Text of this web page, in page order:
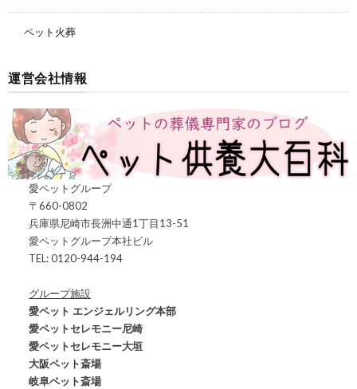
ペット火葬
運営会社情報
愛ペットグループ
〒660-0802
兵庫県尼崎市長洲中通1丁目13-51
愛ペットグループ本社ビル
TEL: 0120-944-194
グループ施設
愛ペット エンジェルリング本部
愛ペットセレモニー尼崎
愛ペットセレモニー大垣
大阪ペット斎場
岐阜ペット斎場